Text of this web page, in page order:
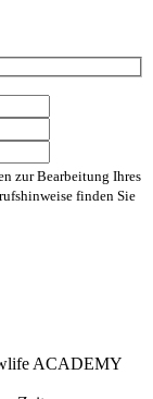
zur Bearbeitung Ihres
finden Sie
ACADEMY